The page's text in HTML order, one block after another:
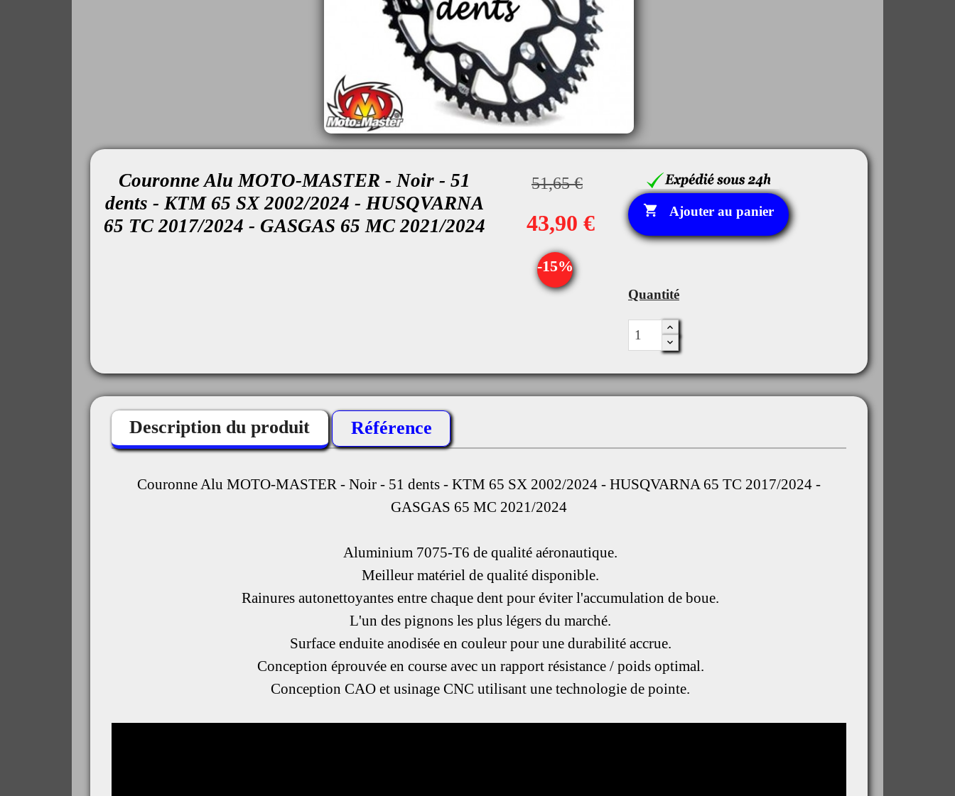
Couronne Alu MOTO-MASTER - Noir - 51
dents - KTM 65 SX 2002/2024 - HUSQVARNA
65 TC 2017/2024 - GASGAS 65 MC 2021/2024
51,65 €
43,90 €
-15%
 Ajouter au panier
Quantité
Description du produit Référence
Couronne Alu MOTO-MASTER - Noir - 51 dents - KTM 65 SX 2002/2024 - HUSQVARNA 65 TC 2017/2024 -
GASGAS 65 MC 2021/2024
 Aluminium 7075-T6 de qualité aéronautique.
 Meilleur matériel de qualité disponible.
 Rainures autonettoyantes entre chaque dent pour éviter l'accumulation de boue.
 L'un des pignons les plus légers du marché.
 Surface enduite anodisée en couleur pour une durabilité accrue.
 Conception éprouvée en course avec un rapport résistance / poids optimal.
 Conception CAO et usinage CNC utilisant une technologie de pointe.